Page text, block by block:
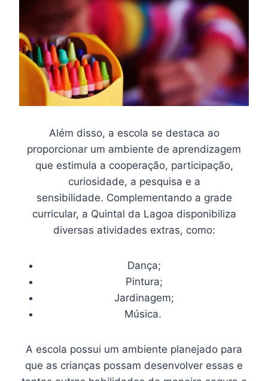
Além disso, a escola se destaca ao
proporcionar um ambiente de aprendizagem
que estimula a cooperação, participação,
curiosidade, a pesquisa e a
sensibilidade. Complementando a grade
curricular, a Quintal da Lagoa disponibiliza
diversas atividades extras, como:
Dança;
Pintura;
Jardinagem;
Música.
A escola possui um ambiente planejado para
que as crianças possam desenvolver essas e